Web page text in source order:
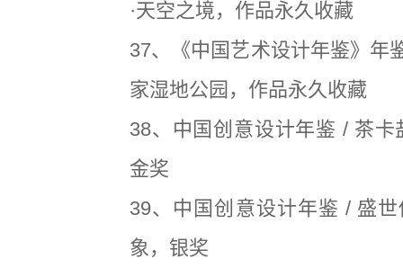
·天空之境，作品永久收藏
37、《中国艺术设计年鉴》年
家湿地公园，作品永久收藏
38、中国创意设计年鉴 / 茶卡
金奖
39、中国创意设计年鉴 / 盛
象，银奖